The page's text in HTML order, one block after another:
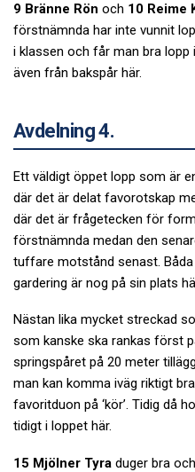
9 Bränne Rön och 10 Reime
förstnämnda har inte vunnit
i klassen och får man bra
även från bakspår här.
Avdelning 4.
Ett väldigt öppet lopp som är
där det är delat favorotskap
där det är frågetecken för
förstnämnda medan den
tuffare motstånd senast.
gardering är nog på sin plats
Nästan lika mycket streckad
som kanske ska rankas först
springspåret på 20 meter
man kan komma iväg riktigt
favoritduon på ‘kör’. Tidig då
tidigt i loppet här.
15 Mjölner Tyra duger bra